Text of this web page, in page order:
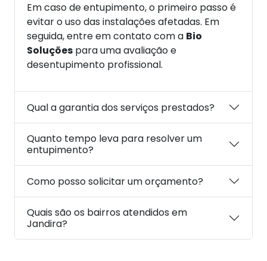
Em caso de entupimento, o primeiro passo é
evitar o uso das instalações afetadas. Em
seguida, entre em contato com a Bio
Soluções para uma avaliação e
desentupimento profissional.
Qual a garantia dos serviços prestados?
Quanto tempo leva para resolver um
entupimento?
Como posso solicitar um orçamento?
Quais são os bairros atendidos em
Jandira?